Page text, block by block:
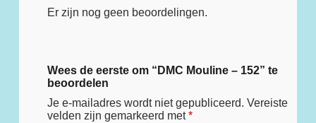
Er zijn nog geen beoordelingen.
Wees de eerste om “DMC Mouline – 152” te
beoordelen
Je e-mailadres wordt niet gepubliceerd. Vereiste
velden zijn gemarkeerd met*